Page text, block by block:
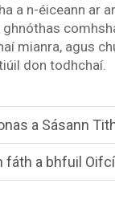
a n-éiceann ar
mianra, agus
don todhchaí.
a Sásann Tithintí Modúlacha Ri Éilimh
bhfuil Oifcí Cruithneaithe Rómhata ag